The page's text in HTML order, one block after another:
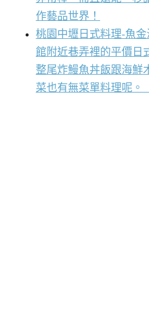
作藝品世界！
桃園中壢日式料理-魚
館附近巷弄裡的平價日
整尾炸鰻魚丼飯跟海鮮
菜也有無菜單料理呢。